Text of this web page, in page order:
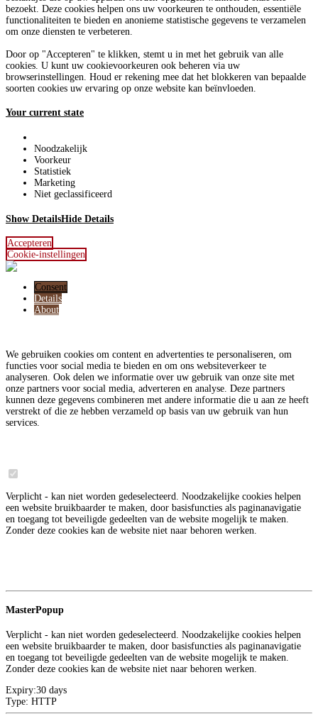
bezoekt. Deze cookies helpen ons uw voorkeuren te onthouden, essentiële
functionaliteiten te bieden en anonieme statistische gegevens te verzamelen
om onze diensten te verbeteren.
Door op "Accepteren" te klikken, stemt u in met het gebruik van alle
cookies. U kunt uw cookievoorkeuren ook beheren via uw
browserinstellingen. Houd er rekening mee dat het blokkeren van bepaalde
soorten cookies uw ervaring op onze website kan beïnvloeden.
Your current state
Noodzakelijk
Voorkeur
Statistiek
Marketing
Niet geclassificeerd
Show DetailsHide Details
Accepteren
Cookie-instellingen
Consent
Details
About
We gebruiken cookies om content en advertenties te personaliseren, om
functies voor social media te bieden en om ons websiteverkeer te
analyseren. Ook delen we informatie over uw gebruik van onze site met
onze partners voor social media, adverteren en analyse. Deze partners
kunnen deze gegevens combineren met andere informatie die u aan ze heeft
verstrekt of die ze hebben verzameld op basis van uw gebruik van hun
services.
Verplicht - kan niet worden gedeselecteerd. Noodzakelijke cookies helpen
een website bruikbaarder te maken, door basisfuncties als paginanavigatie
en toegang tot beveiligde gedeelten van de website mogelijk te maken.
Zonder deze cookies kan de website niet naar behoren werken.
MasterPopup
Verplicht - kan niet worden gedeselecteerd. Noodzakelijke cookies helpen
een website bruikbaarder te maken, door basisfuncties als paginanavigatie
en toegang tot beveiligde gedeelten van de website mogelijk te maken.
Zonder deze cookies kan de website niet naar behoren werken.
Expiry:30 days
Type: HTTP